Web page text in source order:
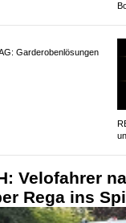
Velofahrer
Rega ins